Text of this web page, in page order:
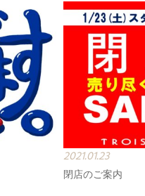
2021.01.23
閉店のご案内